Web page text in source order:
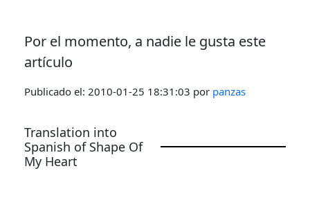
Por el momento, a nadie le gusta este
artículo
Publicado el: 2010-01-25 18:31:03 por panzas
Translation into
Spanish of Shape Of
My Heart